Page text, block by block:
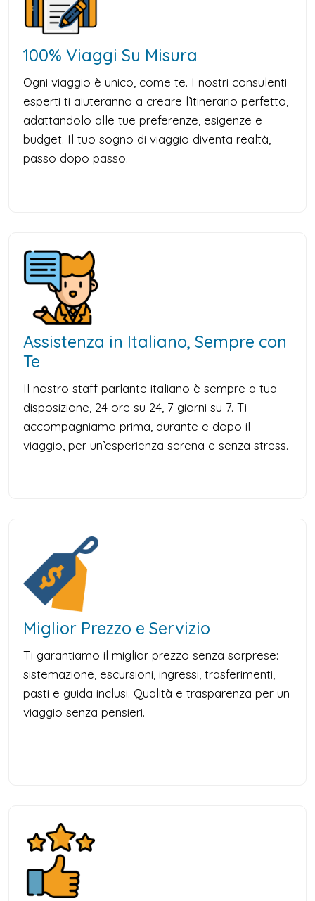
100% Viaggi Su Misura
Ogni viaggio è unico, come te. I nostri consulenti
esperti ti aiuteranno a creare l’itinerario perfetto,
adattandolo alle tue preferenze, esigenze e
budget. Il tuo sogno di viaggio diventa realtà,
passo dopo passo.
Assistenza in Italiano, Sempre con
Te
Il nostro staff parlante italiano è sempre a tua
disposizione, 24 ore su 24, 7 giorni su 7. Ti
accompagniamo prima, durante e dopo il
viaggio, per un’esperienza serena e senza stress.
Miglior Prezzo e Servizio
Ti garantiamo il miglior prezzo senza sorprese:
sistemazione, escursioni, ingressi, trasferimenti,
pasti e guida inclusi. Qualità e trasparenza per un
viaggio senza pensieri.